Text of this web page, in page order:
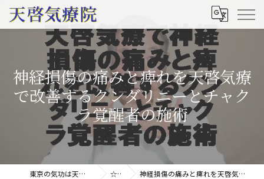
神経損傷の痛みと痺れを天啓気療
で改善するクンダリニーとチャク
ラ覚醒者の施術
東京の気功は天啓気療院(天啓気功療法治療院) ☆コラム 神経損傷の痛みと痺れを天啓気療で改善するクンダリニーとチャクラ覚醒者の施術